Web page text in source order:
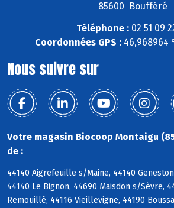
85600 Boufféré
Téléphone : 02 51 09
Coordonnées GPS :46,968964
Nous suivre sur
Votre magasin Biocoop Montaigu
de :
44140 Aigrefeuille s/Maine, 44140
44140 Le Bignon, 44690 Maisdon s/Sèvre,
Remouillé, 44116 Vieillevigne, 44190